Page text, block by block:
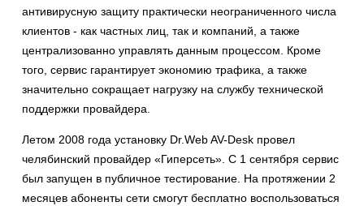
антивирусную защиту практически неограниченного числа
клиентов - как частных лиц, так и компаний, а также
централизованно управлять данным процессом. Кроме
того, сервис гарантирует экономию трафика, а также
значительно сокращает нагрузку на службу технической
поддержки провайдера.
Летом 2008 года установку Dr.Web AV-Desk провел
челябинский провайдер «Гиперсеть». C 1 сентября сервис
был запущен в публичное тестирование. На протяжении 2
месяцев абоненты сети смогут бесплатно воспользоваться